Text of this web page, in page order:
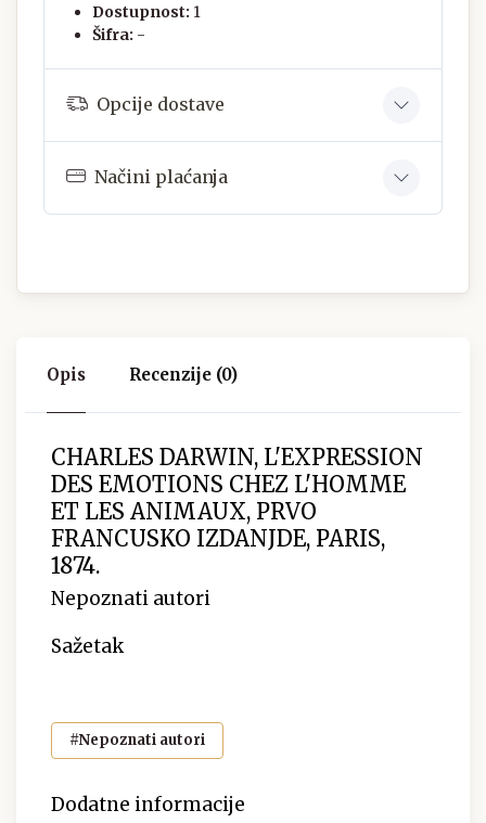
Dostupnost: 1
Šifra: -
Opcije dostave
Načini plaćanja
Opis Recenzije (0)
CHARLES DARWIN, L'EXPRESSION
DES EMOTIONS CHEZ L'HOMME
ET LES ANIMAUX, PRVO
FRANCUSKO IZDANJDE, PARIS,
1874.
Nepoznati autori
Sažetak
#Nepoznati autori
Dodatne informacije